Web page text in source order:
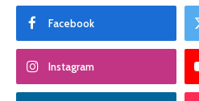
Facebook
Instagram